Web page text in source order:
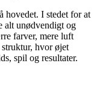
hovedet. I stedet for at
alt unødvendigt og
farver, mere luft
hvor øjet
spil og resultater.